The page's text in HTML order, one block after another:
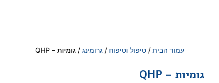
עמוד הבית /טיפול וטיפוח /גרומינג / גומיות – QHP
גומיות – QHP